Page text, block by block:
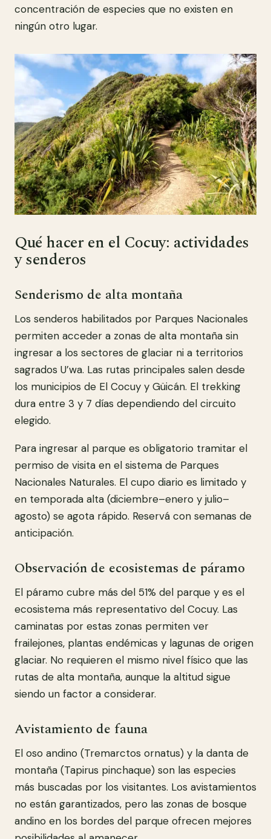
concentración de especies que no existen en
ningún otro lugar.
Qué hacer en el Cocuy: actividades
y senderos
Senderismo de alta montaña
Los senderos habilitados por Parques Nacionales
permiten acceder a zonas de alta montaña sin
ingresar a los sectores de glaciar ni a territorios
sagrados U’wa. Las rutas principales salen desde
los municipios de El Cocuy y Güicán. El trekking
dura entre 3 y 7 días dependiendo del circuito
elegido.
Para ingresar al parque es obligatorio tramitar el
permiso de visita en el sistema de Parques
Nacionales Naturales. El cupo diario es limitado y
en temporada alta (diciembre–enero y julio–
agosto) se agota rápido. Reservá con semanas de
anticipación.
Observación de ecosistemas de páramo
El páramo cubre más del 51% del parque y es el
ecosistema más representativo del Cocuy. Las
caminatas por estas zonas permiten ver
frailejones, plantas endémicas y lagunas de origen
glaciar. No requieren el mismo nivel físico que las
rutas de alta montaña, aunque la altitud sigue
siendo un factor a considerar.
Avistamiento de fauna
El oso andino (Tremarctos ornatus) y la danta de
montaña (Tapirus pinchaque) son las especies
más buscadas por los visitantes. Los avistamientos
no están garantizados, pero las zonas de bosque
andino en los bordes del parque ofrecen mejores